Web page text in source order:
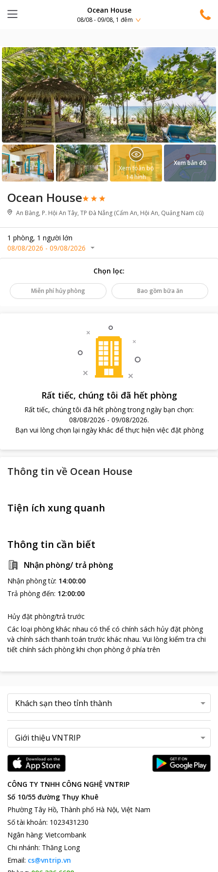
Ocean House
08/08 - 09/08, 1 đêm
Ocean House
An Bàng, P. Hội An Tây, TP Đà Nẵng (Cẩm An, Hội An, Quảng Nam cũ)
1 phòng, 1 người lớn
08/08/2026 - 09/08/2026
Xem toàn bộ
14hình
Xem bản đồ
Chọn lọc:
Miễn phí hủy phòng Bao gồm bữa ăn
Rất tiếc, chúng tôi đã hết phòng
Rất tiếc, chúng tôi đã hết phòng trong ngày bạn chọn:
08/08/2026 - 09/08/2026.
Bạn vui lòng chọn lại ngày khác để thực hiện việc đặt phòng
Thông tin về Ocean House
Tiện ích xung quanh
Thông tin cần biết
Nhận phòng/ trả phòng
Nhận phòng từ: 14:00:00
Trả phòng đến: 12:00:00
Hủy đặt phòng/trả trước
Các loại phòng khác nhau có thể có chính sách hủy đặt phòng
và chính sách thanh toán trước khác nhau. Vui lòng kiểm tra chi
tiết chính sách phòng khi chọn phòng ở phía trên
CÔNG TY TNHH CÔNG NGHỆ VNTRIP
Số 10/55 đường Thụy Khuê
Phường Tây Hồ, Thành phố Hà Nội, Việt Nam
Số tài khoản: 1023431230
Ngân hàng: Vietcombank
Chi nhánh: Thăng Long
Email: cs@vntrip.vn